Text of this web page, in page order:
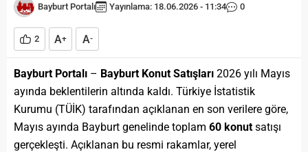
Bayburt Portalı Yayınlama: 18.06.2026 - 11:34 0
2 A+ A-
Bayburt Portalı – Bayburt Konut Satışları 2026 yılı Mayıs
ayında beklentilerin altında kaldı. Türkiye İstatistik
Kurumu (TÜİK) tarafından açıklanan en son verilere göre,
Mayıs ayında Bayburt genelinde toplam 60 konut satışı
gerçekleşti. Açıklanan bu resmi rakamlar, yerel